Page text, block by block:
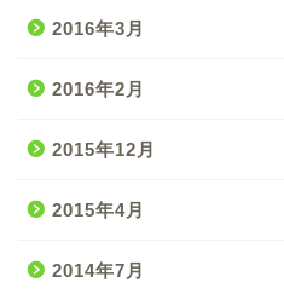
2016年3月
2016年2月
2015年12月
2015年4月
2014年7月